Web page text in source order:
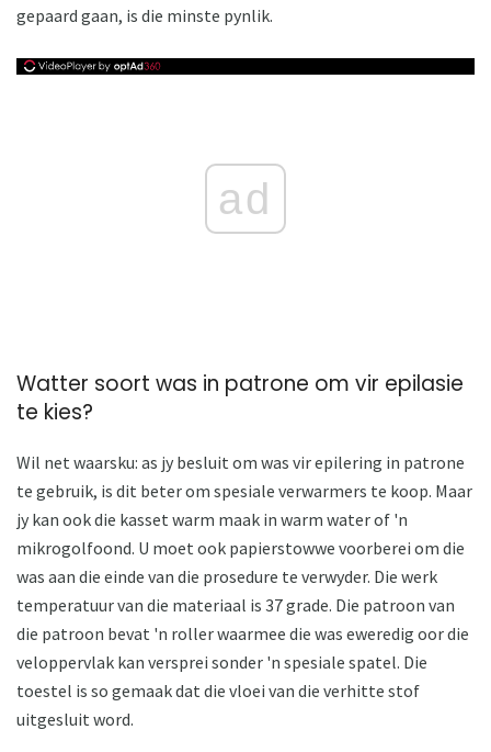
gepaard gaan, is die minste pynlik.
ad
Watter soort was in patrone om vir epilasie
te kies?
Wil net waarsku: as jy besluit om was vir epilering in patrone
te gebruik, is dit beter om spesiale verwarmers te koop. Maar
jy kan ook die kasset warm maak in warm water of 'n
mikrogolfoond. U moet ook papierstowwe voorberei om die
was aan die einde van die prosedure te verwyder. Die werk
temperatuur van die materiaal is 37 grade. Die patroon van
die patroon bevat 'n roller waarmee die was eweredig oor die
veloppervlak kan versprei sonder 'n spesiale spatel. Die
toestel is so gemaak dat die vloei van die verhitte stof
uitgesluit word.